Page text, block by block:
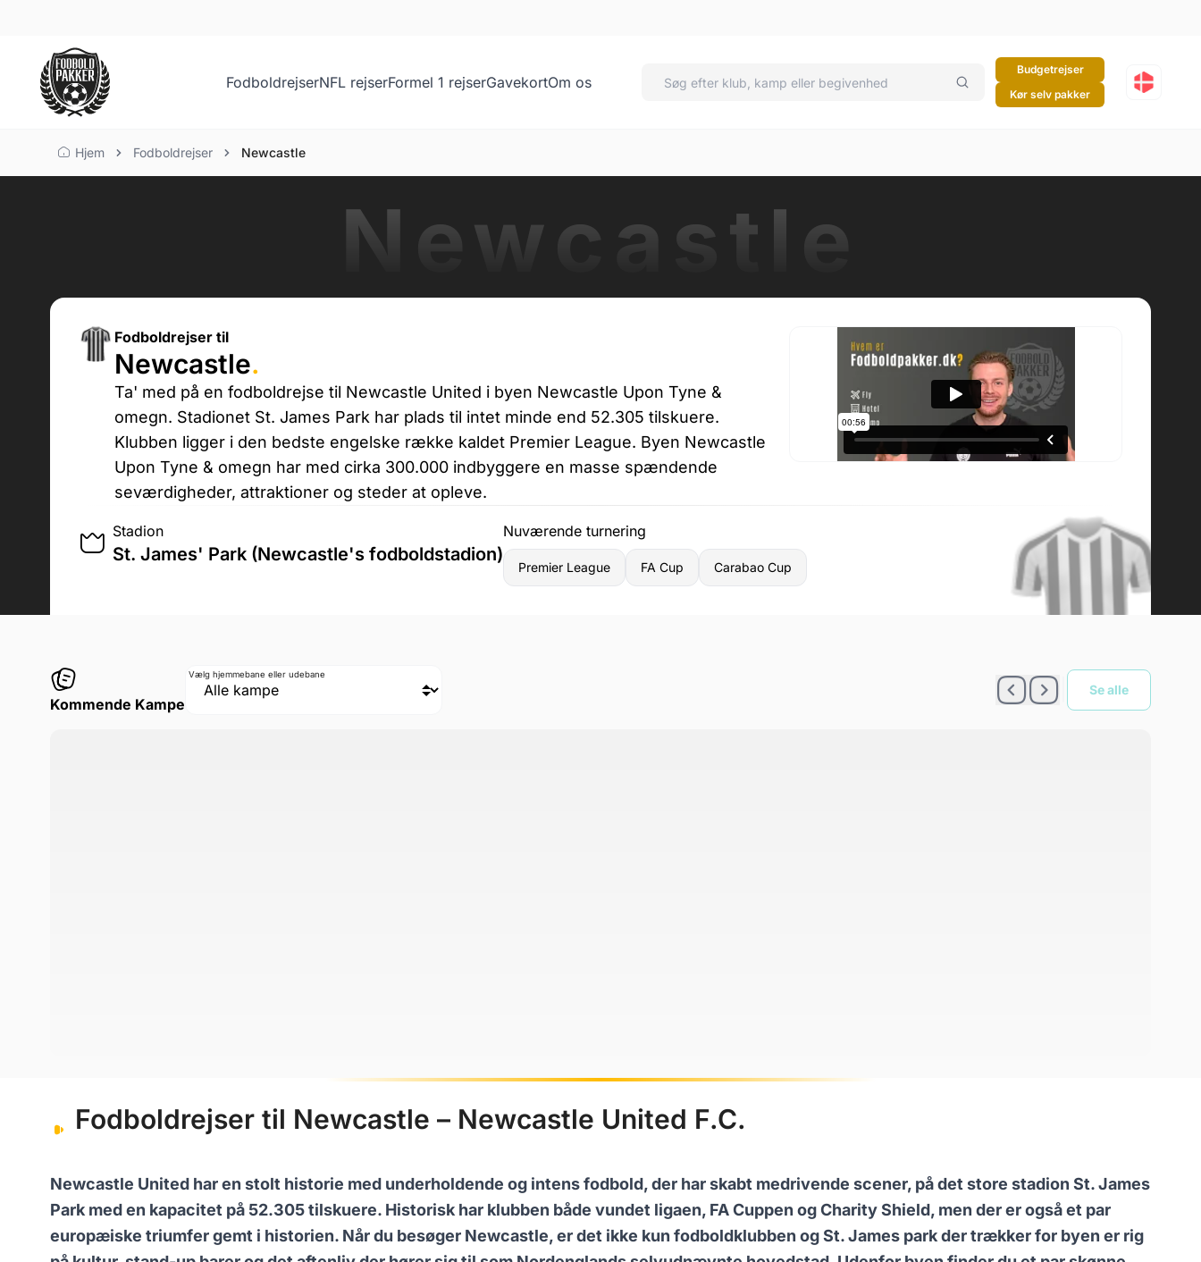
FodboldrejserNFL rejserFormel 1 rejserGavekortOm os
Budgetrejser
Kør selv pakker
Hjem Fodboldrejser Newcastle
Newcastle
Fodboldrejser til
Newcastle.
Ta' med på en fodboldrejse til Newcastle United i byen Newcastle Upon Tyne &
omegn. Stadionet St. James Park har plads til intet minde end 52.305 tilskuere.
Klubben ligger i den bedste engelske række kaldet Premier League. Byen Newcastle
Upon Tyne & omegn har med cirka 300.000 indbyggere en masse spændende
seværdigheder, attraktioner og steder at opleve.
Stadion
St. James' Park (Newcastle's fodboldstadion)
Nuværende turnering
Premier League FA Cup Carabao Cup
Kommende Kampe
Vælg hjemmebane eller udebane
Se alle
Fodboldrejser til Newcastle – Newcastle United F.C.
Newcastle United har en stolt historie med underholdende og intens fodbold, der har skabt medrivende scener, på det store stadion St. James
Park med en kapacitet på 52.305 tilskuere. Historisk har klubben både vundet ligaen, FA Cuppen og Charity Shield, men der er også et par
europæiske triumfer gemt i historien. Når du besøger Newcastle, er det ikke kun fodboldklubben og St. James park der trækker for byen er rig